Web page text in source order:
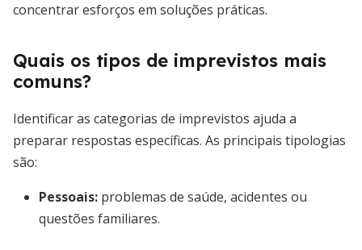
concentrar esforços em soluções práticas.
Quais os tipos de imprevistos mais
comuns?
Identificar as categorias de imprevistos ajuda a
preparar respostas específicas. As principais tipologias
são:
Pessoais: problemas de saúde, acidentes ou
questões familiares.